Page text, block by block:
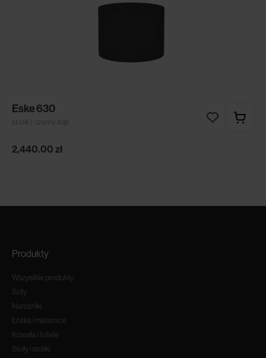
Eske 630
stolik | czarny dąb
2,440.00 zł
Produkty
Wszystkie produkty
Sofy
Narożniki
Łóżka i materace
Krzesła i fotele
Stoły i stoliki